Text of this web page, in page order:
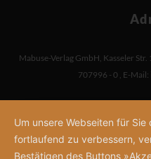
Mabuse-Verlag GmbH, Kasseler Str.
707996 - 0 , E-Mail:
Um unsere Webseiten für
fortlaufend zu verbessern,
Bestätigen des Buttons